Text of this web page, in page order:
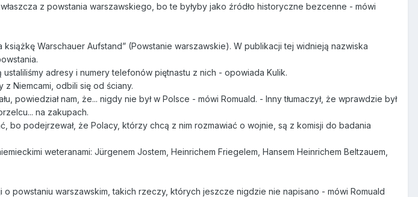
z powstania warszawskiego, bo te byłyby jako źródło historyczne bezcenne - mówi
Warschauer Aufstand” (Powstanie warszawskie). W publikacji tej widnieją nazwiska
adresy i numery telefonów piętnastu z nich - opowiada Kulik.
Niemcami, odbili się od ściany.
nam, że... nigdy nie był w Polsce - mówi Romuald. - Inny tłumaczył, że wprawdzie był
na zakupach.
bo podejrzewał, że Polacy, którzy chcą z nim rozmawiać o wojnie, są z komisji do badania
weteranami: Jürgenem Jostem, Heinrichem Friegelem, Hansem Heinrichem Beltzauem,
powstaniu warszawskim, takich rzeczy, których jeszcze nigdzie nie napisano - mówi Romuald